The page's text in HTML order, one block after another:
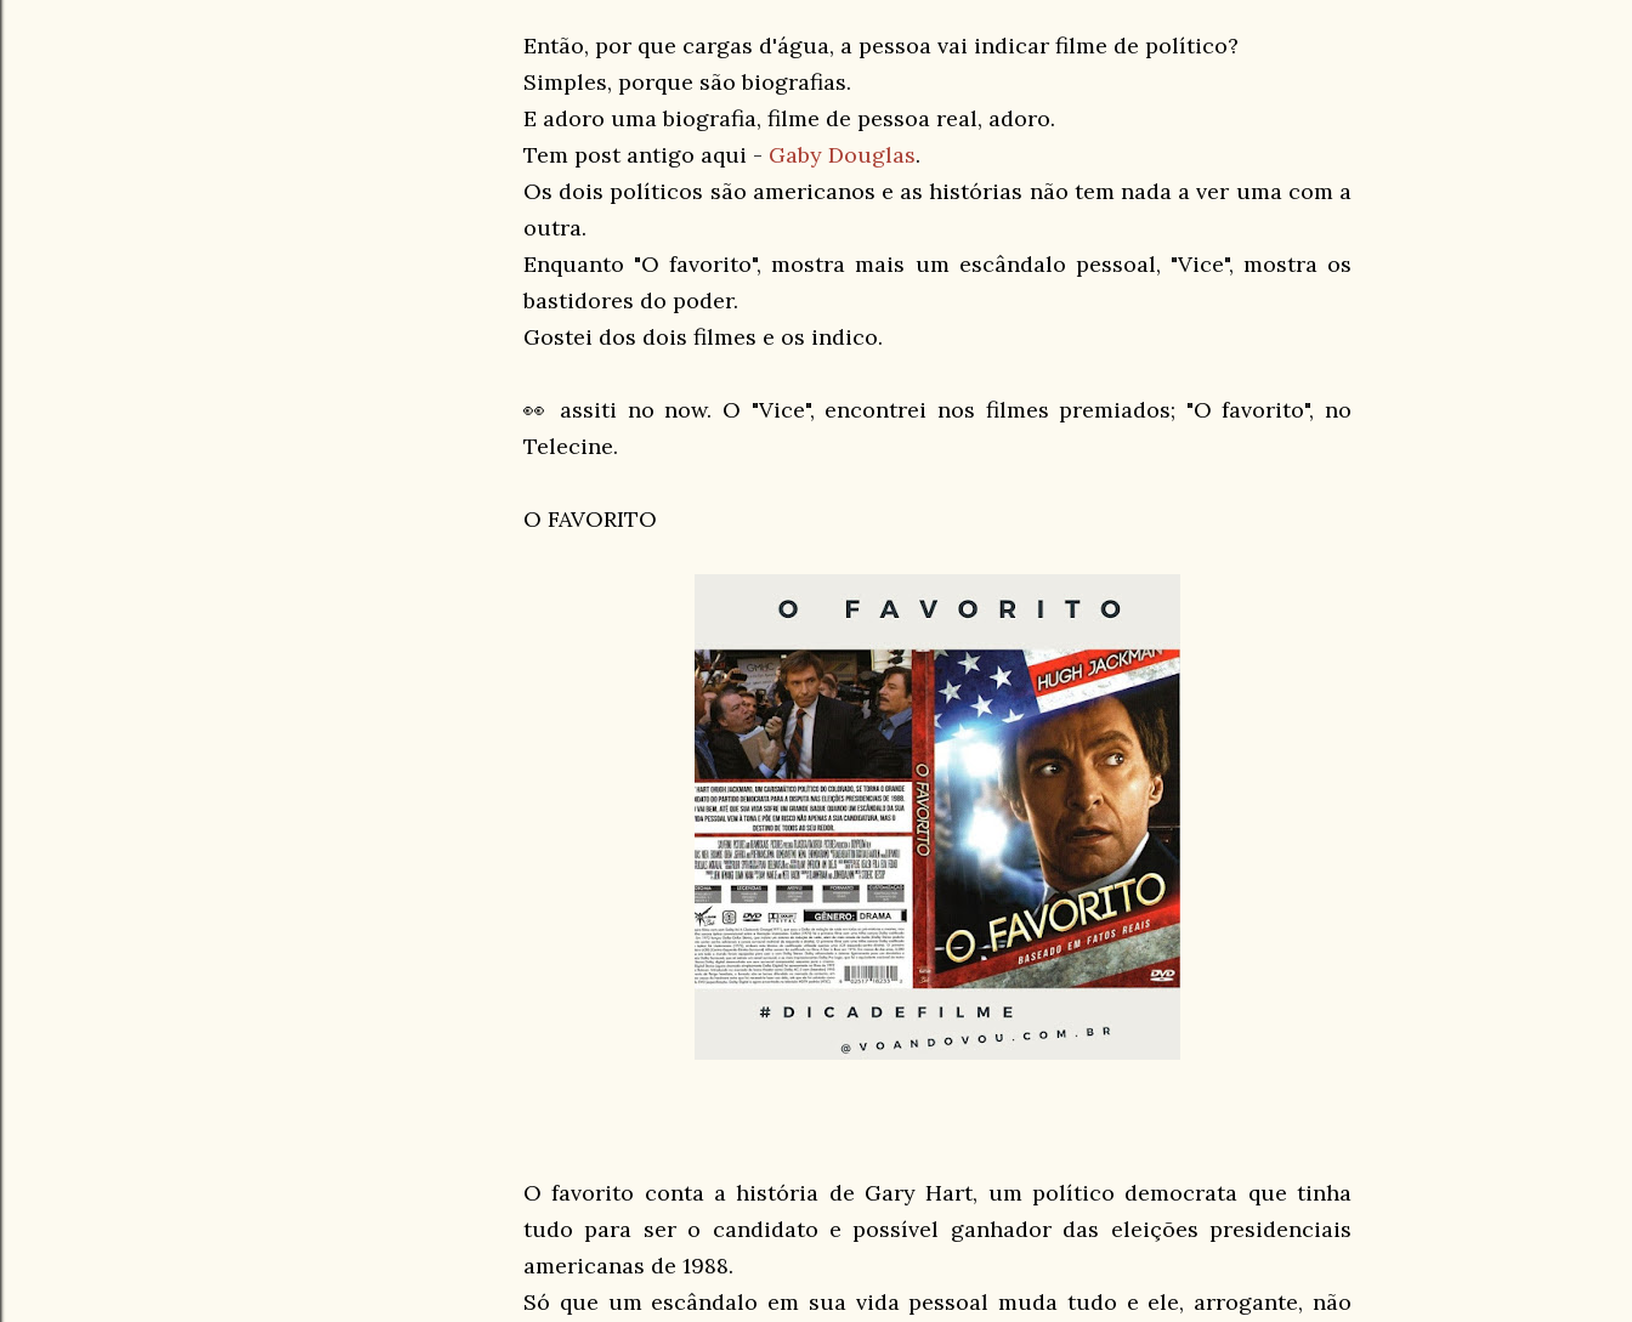
Então, por que cargas d'água, a pessoa vai indicar filme de político?
Simples, porque são biografias.
E adoro uma biografia, filme de pessoa real, adoro.
Tem post antigo aqui - Gaby Douglas.
Os dois políticos são americanos e as histórias não tem nada a ver uma com a
outra.
Enquanto "O favorito", mostra mais um escândalo pessoal, "Vice", mostra os
bastidores do poder.
Gostei dos dois filmes e os indico.
👀 assiti no now. O "Vice", encontrei nos filmes premiados; "O favorito", no
Telecine.
O FAVORITO
O favorito conta a história de Gary Hart, um político democrata que tinha
tudo para ser o candidato e possível ganhador das eleições presidenciais
americanas de 1988.
Só que um escândalo em sua vida pessoal muda tudo e ele, arrogante, não